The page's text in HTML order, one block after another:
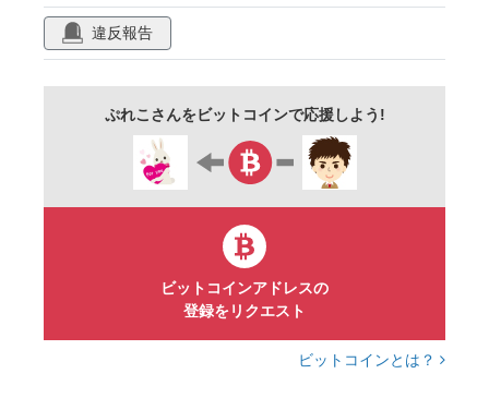
暮らし 行事
日本文化 歳時記 ゆる可愛い ほのぼの
違反報告
ぷれこさんをビットコインで応援しよう!
ビットコインアドレスの
登録をリクエスト
ビットコインとは？